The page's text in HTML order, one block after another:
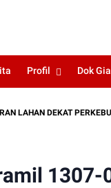
Profil Dok
DEKAT PERKEBUNAN